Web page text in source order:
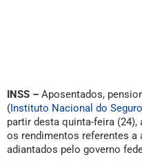
INSS – Aposentados,
(Instituto Nacional do
partir desta quinta-feira
os rendimentos referentes
adiantados pelo governo